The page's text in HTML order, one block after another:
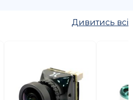
Дивитись всі